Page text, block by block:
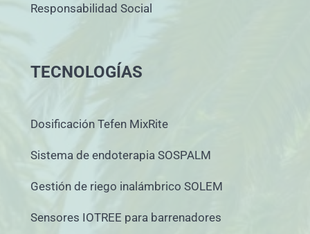
Responsabilidad Social
TECNOLOGÍAS
Dosificación Tefen MixRite
Sistema de endoterapia SOSPALM
Gestión de riego inalámbrico SOLEM
Sensores IOTREE para barrenadores